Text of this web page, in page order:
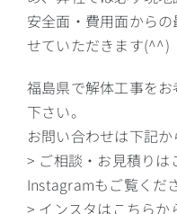
安全面・費用面から
せていただきます(^^)
福島県で解体工事を
下さい。
お問い合わせは下記
> ご相談・お見積りは
Instagramもご覧くだ
> インスタはこちら